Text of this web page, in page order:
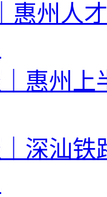
惠州人
惠州上
深汕